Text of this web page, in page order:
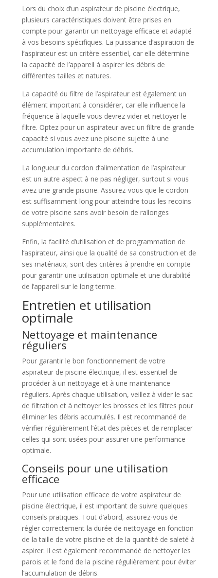
Lors du choix d’un aspirateur de piscine électrique,
plusieurs caractéristiques doivent être prises en
compte pour garantir un nettoyage efficace et adapté
à vos besoins spécifiques. La puissance d’aspiration de
l’aspirateur est un critère essentiel, car elle détermine
la capacité de l’appareil à aspirer les débris de
différentes tailles et natures.
La capacité du filtre de l’aspirateur est également un
élément important à considérer, car elle influence la
fréquence à laquelle vous devrez vider et nettoyer le
filtre. Optez pour un aspirateur avec un filtre de grande
capacité si vous avez une piscine sujette à une
accumulation importante de débris.
La longueur du cordon d’alimentation de l’aspirateur
est un autre aspect à ne pas négliger, surtout si vous
avez une grande piscine. Assurez-vous que le cordon
est suffisamment long pour atteindre tous les recoins
de votre piscine sans avoir besoin de rallonges
supplémentaires.
Enfin, la facilité d’utilisation et de programmation de
l’aspirateur, ainsi que la qualité de sa construction et de
ses matériaux, sont des critères à prendre en compte
pour garantir une utilisation optimale et une durabilité
de l’appareil sur le long terme.
Entretien et utilisation
optimale
Nettoyage et maintenance
réguliers
Pour garantir le bon fonctionnement de votre
aspirateur de piscine électrique, il est essentiel de
procéder à un nettoyage et à une maintenance
réguliers. Après chaque utilisation, veillez à vider le sac
de filtration et à nettoyer les brosses et les filtres pour
éliminer les débris accumulés. Il est recommandé de
vérifier régulièrement l’état des pièces et de remplacer
celles qui sont usées pour assurer une performance
optimale.
Conseils pour une utilisation
efficace
Pour une utilisation efficace de votre aspirateur de
piscine électrique, il est important de suivre quelques
conseils pratiques. Tout d’abord, assurez-vous de
régler correctement la durée de nettoyage en fonction
de la taille de votre piscine et de la quantité de saleté à
aspirer. Il est également recommandé de nettoyer les
parois et le fond de la piscine régulièrement pour éviter
l’accumulation de débris.